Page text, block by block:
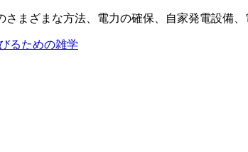
まざまな方法、電力の確保、自家発電設備
るための雑学